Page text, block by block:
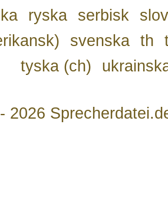
ryska serbisk
svenska th
tyska (ch)
2026